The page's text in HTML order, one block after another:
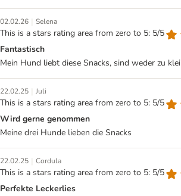
02.02.26 | Selena
This is a stars rating area from zero to 5: 5/5
Fantastisch
Mein Hund liebt diese Snacks, sind weder zu
22.02.25 | Juli
This is a stars rating area from zero to 5: 5/5
Wird gerne genommen
Meine drei Hunde lieben die Snacks
22.02.25 | Cordula
This is a stars rating area from zero to 5: 5/5
Perfekte Leckerlies